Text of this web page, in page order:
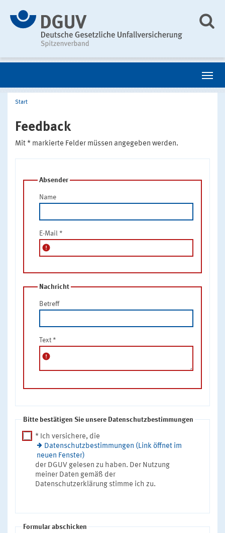
Start
Feedback
Mit * markierte Felder müssen angegeben werden.
Absender
Name
E-Mail *
error
Nachricht
Betreff
Text *
error
Bitte bestätigen Sie unsere Datenschutzbestimmungen
* Ich versichere, die
Datenschutzbestimmungen (Link öffnet im
neuen Fenster)
der DGUV gelesen zu haben. Der Nutzung
meiner Daten gemäß der
Datenschutzerklärung stimme ich zu.
Formular abschicken